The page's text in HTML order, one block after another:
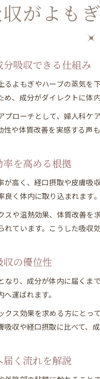
がよも
吸収できる仕組み
るよもぎやハーブの蒸気
、成分がダイレクトに体
プローチとして、婦人科
や体質改善を実感する声も
を高める根拠
が高く、経口摂取や皮膚
く体内に取り込まれます。
スや温熱効果、体質改善
ています。こうした吸収
収の優位性
なり、成分が体内に届く
運ばれます。
クス効果を求める方にと
収や経口摂取に比べて、
く流れを解説